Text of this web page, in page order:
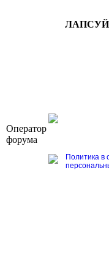
ЛАПСУЙ
Оператор
форума
Политика в